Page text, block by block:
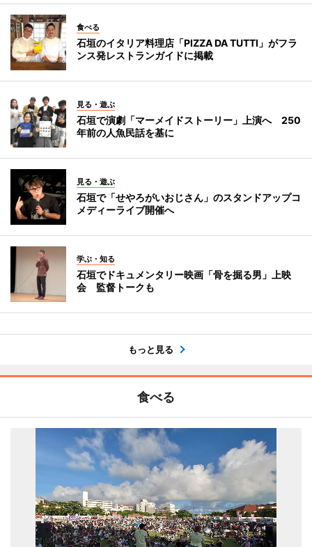
食べる
石垣のイタリア料理店「PIZZA DA TUTTI」がフラ
ンス発レストランガイドに掲載
見る・遊ぶ
石垣で演劇「マーメイドストーリー」上演へ 250
年前の人魚民話を基に
見る・遊ぶ
石垣で「せやろがいおじさん」のスタンドアップコ
メディーライブ開催へ
学ぶ・知る
石垣でドキュメンタリー映画「骨を掘る男」上映
会 監督トークも
もっと見る
食べる